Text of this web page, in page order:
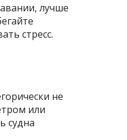
лучше
стресс.
не
или
судна